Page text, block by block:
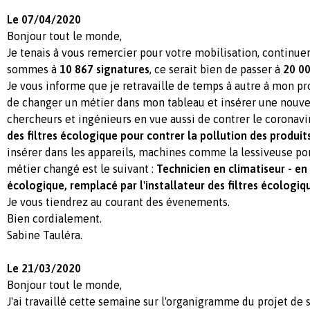
Le 07/04/2020
Bonjour tout le monde,
Je tenais à vous remercier pour votre mobilisation,
sommes à 10 867 signatures, ce serait bien de passer à 20
Je vous informe que je retravaille de temps à autre à mon
de changer un métier dans mon tableau et insérer une
chercheurs et ingénieurs en vue aussi de contrer le
des filtres écologique pour contrer la pollution des
insérer dans les appareils, machines comme la lessiveuse
métier changé est le suivant : Technicien en climatiseur -
écologique, remplacé par l'installateur des filtres
Je vous tiendrez au courant des évenements.
Bien cordialement.
Sabine Tauléra.
Le 21/03/2020
Bonjour tout le monde,
J'ai travaillé cette semaine sur l'organigramme du projet de